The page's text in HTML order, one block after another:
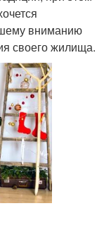
вниманию
своего жилища.